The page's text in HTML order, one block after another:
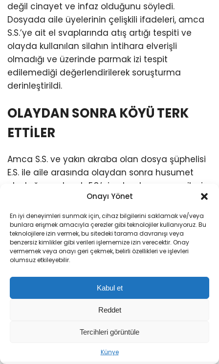
Onayı Yönet
En iyi deneyimleri sunmak için, cihaz bilgilerini saklamak ve/veya
bunlara erişmek amacıyla çerezler gibi teknolojiler kullanıyoruz. Bu
teknolojilere izin vermek, bu sitedeki tarama davranışı veya
benzersiz kimlikler gibi verileri işlememize izin verecektir. Onay
vermemek veya onayı geri çekmek, belirli özellikleri ve işlevleri
olumsuz etkileyebilir.
Kabul et
Reddet
Tercihleri görüntüle
Künye
değil cinayet ve infaz olduğunu söyledi.
Dosyada aile üyelerinin çelişkili ifadeleri, amca
S.S.’ye ait el svaplarında atış artığı tespiti ve
olayda kullanılan silahın intihara elverişli
olmadığı ve üzerinde parmak izi tespit
edilemediği değerlendirilerek soruşturma
derinleştirildi.
OLAYDAN SONRA KÖYÜ TERK
ETTİLER
Amca S.S. ve yakın akraba olan dosya şüphelisi
E.S. ile aile arasında olaydan sonra husumet
oluştuğu saptandı. E.S.’nin olaydan sonra ailesi
ile birlikte köyü terk ettiği, S.S.’nin yeni hat
çıkardığı ve bu hat ile ilk olarak ve sık sık E.S. ile
görüştüğü saptandı.
3 İLDE EŞ ZAMANLI OPERASYON
Damlanur Sarihan’ın öldürüldüğünü
değerlendiren ekipler, dosyada gizlilik kararı
alarak, şüphelilerin telefonlarını dinlemeye aldı.
ardından düzenlenen operasyonla
ilçesinde, İ.E. Hakkari’nin Yüksekova ilçesinde,